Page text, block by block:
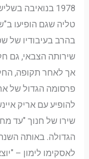
1978 בנואיבה
טליה שגם הופיעו
בהרב בעיבודיו של
שירותה הצבאי, גם
אך לאחר תקופה,
להופיע עם אריק
שירו של חנוך "עד
הגדולה. באותה
לאסקימו לימון –